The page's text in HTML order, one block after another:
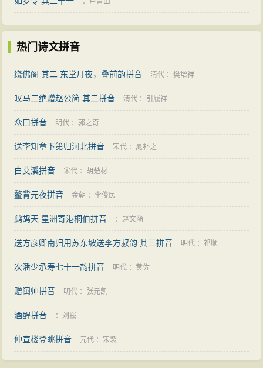
热门诗文拼音
绕佛阁 其二 东堂月夜，叠前韵拼音 清代 ：樊增祥
叹马二绝赠赵公简 其二拼音 清代 ： 引履祥
众口拼音 明代 ：郭之奇
送李知章下第归河北拼音 宋代 ： 晁补之
白艾溪拼音 宋代 ：胡楚材
鳌背元夜拼音 金朝 ：李俊民
鹧鸪天 星洲寄港桐伯拼音 ：赵文漪
送方彦卿南归用苏东坡送李方叔韵 其三拼音 明代 ：祁顺
次潘少承寿七十一韵拼音 明代 ：黄佐
赠闽帅拼音 明代 ： 张元凯
酒醒拼音 ：刘崧
仲宣楼登眺拼音 元代 ：宋褧